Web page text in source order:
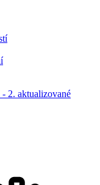
2. aktualizované